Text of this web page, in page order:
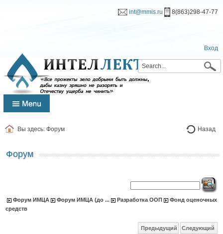
int@mmis.ru 8(863)298-47-77
Вход
Вы здесь: Форум Назад
Форум
Форум ИМЦА Форум ИМЦА (до ... Разработка ООП
Фонд оценочных
средств
Предыдущий Следующий